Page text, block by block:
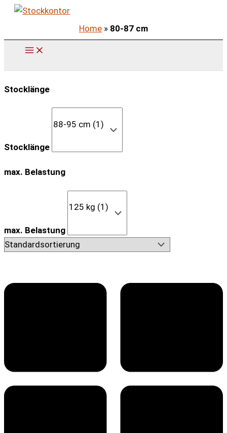
Zum
springen
Home » 80-87 cm
Stocklänge
Stocklänge
max. Belastung
max. Belastung